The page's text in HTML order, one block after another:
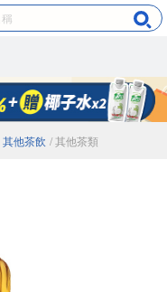
他茶飲 / 其他茶類